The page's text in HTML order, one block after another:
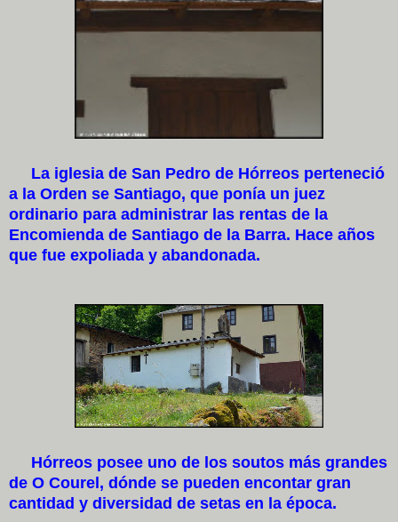
La iglesia de San Pedro de Hórreos perteneció
a la Orden se Santiago, que ponía un juez
ordinario para administrar las rentas de la
Encomienda de Santiago de la Barra. Hace años
que fue expoliada y abandonada.
Hórreos posee uno de los soutos más grandes
de O Courel, dónde se pueden encontar gran
cantidad y diversidad de setas en la época.